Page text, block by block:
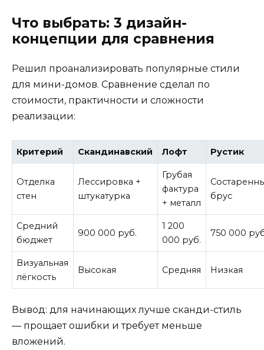
Что выбрать: 3 дизайн-
концепции для сравнения
Решил проанализировать популярные стили
для мини-домов. Сравнение сделал по
стоимости, практичности и сложности
реализации:
Критерий Скандинавский Лофт Рустик
Отделка
стен
Лессировка +
штукатурка
Грубая
фактура
+ металл
брус
Средний
бюджет
900 000 руб.
1 200
000 руб.
750 000
Визуальная
лёгкость
Высокая Средняя Низкая
Вывод: для начинающих лучше сканди-стиль
— прощает ошибки и требует меньше
вложений.